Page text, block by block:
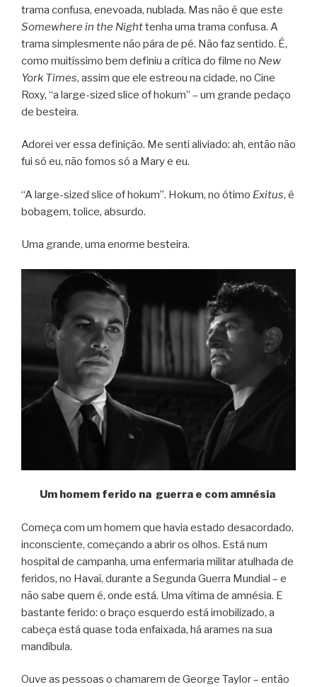
trama confusa, enevoada, nublada. Mas não é que este
Somewhere in the Nighttenha uma trama confusa. A
trama simplesmente não pára de pé. Não faz sentido. É,
como muitíssimo bem definiu a crítica do filme no New
York Times, assim que ele estreou na cidade, no Cine
Roxy, “a large-sized slice of hokum” – um grande pedaço
de besteira.
Adorei ver essa definição. Me senti aliviado: ah, então não
fui só eu, não fomos só a Mary e eu.
“A large-sized slice of hokum”. Hokum, no ótimo Exitus, é
bobagem, tolice, absurdo.
Uma grande, uma enorme besteira.
Um homem ferido na guerra e com amnésia
Começa com um homem que havia estado desacordado,
inconsciente, começando a abrir os olhos. Está num
hospital de campanha, uma enfermaria militar atulhada de
feridos, no Havaí, durante a Segunda Guerra Mundial – e
não sabe quem é, onde está. Uma vítima de amnésia. E
bastante ferido: o braço esquerdo está imobilizado, a
cabeça está quase toda enfaixada, há arames na sua
mandíbula.
Ouve as pessoas o chamarem de George Taylor – então